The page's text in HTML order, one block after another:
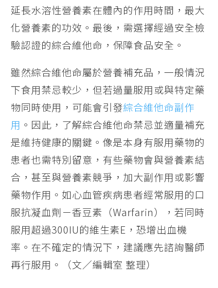
延長水溶性營養素在體內的作用時間，最大
化營養素的功效。最後，需選擇經過安全檢
驗認證的綜合維他命，保障食品安全。
雖然綜合維他命屬於營養補充品，一般情況
下食用禁忌較少，但若過量服用或與特定藥
物同時使用，可能會引發綜合維他命副作
用 。因此，了解綜合維他命禁忌並適量補充
是維持健康的關鍵。像是本身有服用藥物的
患者也需特別留意，有些藥物會與營養素結
合，甚至與營養素競爭，加大副作用或影響
藥物作用。如心血管疾病患者經常服用的口
服抗凝血劑－香豆素（Warfarin），若同時
服用超過300IU的維生素E，恐增出血機
率。在不確定的情況下，建議應先諮詢醫師
再行服用。（文／編輯室 整理）